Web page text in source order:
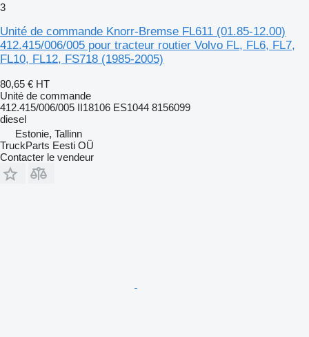
3
Unité de commande Knorr-Bremse FL611 (01.85-12.00)
412.415/006/005 pour tracteur routier Volvo FL, FL6, FL7,
FL10, FL12, FS718 (1985-2005)
80,65 € HT
Unité de commande
412.415/006/005 II18106 ES1044 8156099
diesel
Estonie, Tallinn
TruckParts Eesti OÜ
Contacter le vendeur